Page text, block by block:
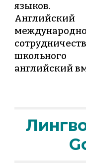
языков.
английский